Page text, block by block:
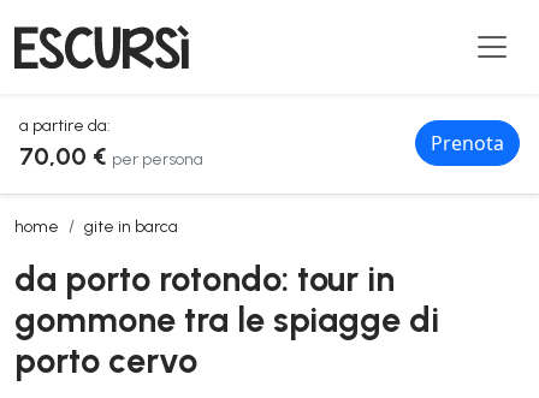
a partire da:
70,00 € per persona
Prenota
home gite in barca
da porto rotondo: tour in gommone tra le spiagge di porto cervo
da porto rotondo: tour in
gommone tra le spiagge di
porto cervo